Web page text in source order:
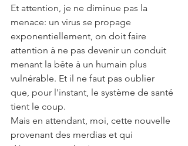
Et attention, je ne diminue pas la
menace: un virus se propage
exponentiellement, on doit faire
attention à ne pas devenir un conduit
menant la bête à un humain plus
vulnérable. Et il ne faut pas oublier
que, pour l'instant, le système de santé
tient le coup.
Mais en attendant, moi, cette nouvelle
provenant des merdias et qui